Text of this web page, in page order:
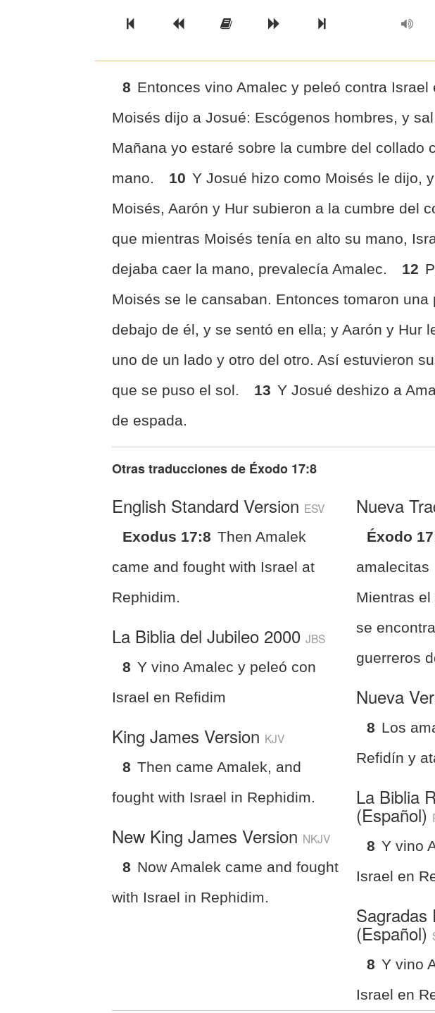
Previous BookPrevious Chapter
Read the Full Chapter
Next Chapter
Next Book
8 Entonces vino Amalec y peleó contra Israel
Moisés dijo a Josué: Escógenos hombres, y
Mañana yo estaré sobre la cumbre del collado
mano.
10 Y Josué hizo como Moisés le dijo,
Moisés, Aarón y Hur subieron a la cumbre del
que mientras Moisés tenía en alto su mano,
dejaba caer la mano, prevalecía Amalec.
12
Moisés se le cansaban. Entonces tomaron una
debajo de él, y se sentó en ella; y Aarón y Hur
uno de un lado y otro del otro. Así estuvieron
que se puso el sol.
13 Y Josué deshizo a
de espada.
Otras traducciones de Éxodo 17:8
English Standard Version ESV
Exodus 17:8 Then Amalek
came and fought with Israel at
Rephidim.
La Biblia del Jubileo 2000JBS
8 Y vino Amalec y peleó con
Israel en Refidim
King James Version KJV
8 Then came Amalek, and
fought with Israel in Rephidim.
New King James Version NKJV
8 Now Amalek came and fought
with Israel in Rephidim.
Nueva
Éxodo
amalecitas
Mientras
se
guerreros
Nueva
8 Los
Refidín y
La Biblia
(Español)
8 Y vino
Israel en
Sagradas
(Español)
8 Y vino
Israel en